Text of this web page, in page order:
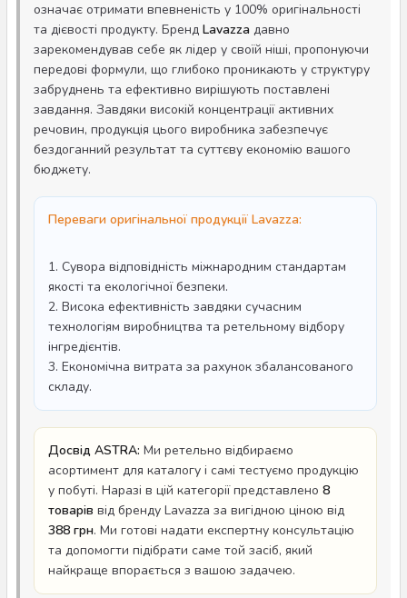
означає отримати впевненість у 100% оригінальності
та дієвості продукту. Бренд Lavazza давно
зарекомендував себе як лідер у своїй ніші, пропонуючи
передові формули, що глибоко проникають у структуру
забруднень та ефективно вирішують поставлені
завдання. Завдяки високій концентрації активних
речовин, продукція цього виробника забезпечує
бездоганний результат та суттєву економію вашого
бюджету.
Переваги оригінальної продукції Lavazza:
1. Сувора відповідність міжнародним стандартам
якості та екологічної безпеки.
2. Висока ефективність завдяки сучасним
технологіям виробництва та ретельному відбору
інгредієнтів.
3. Економічна витрата за рахунок збалансованого
складу.
Досвід ASTRA: Ми ретельно відбираємо
асортимент для каталогу і самі тестуємо продукцію
у побуті. Наразі в цій категорії представлено 8
товарів від бренду Lavazza за вигідною ціною від
388 грн. Ми готові надати експертну консультацію
та допомогти підібрати саме той засіб, який
найкраще впорається з вашою задачею.